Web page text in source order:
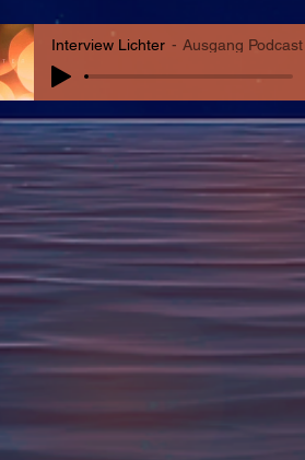
Interview Lichter Ausgang Podcast